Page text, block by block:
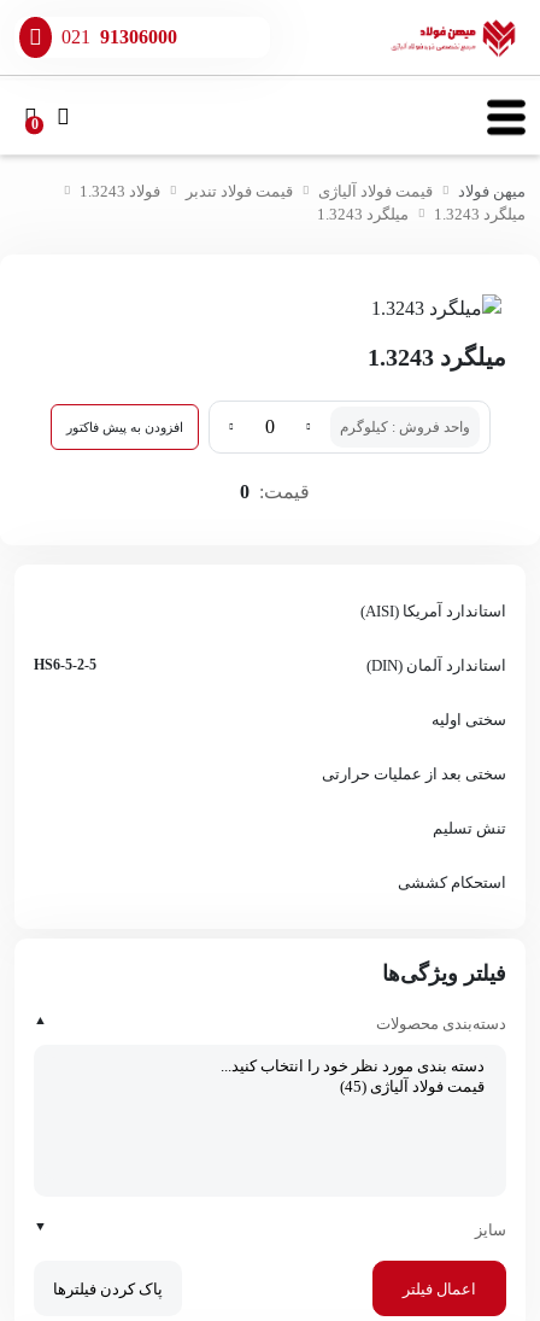
021 91306000
0
میهن فولاد قیمت فولاد آلیاژی قیمت فولاد تندبر
فولاد 1.3243
میلگرد 1.3243
میلگرد 1.3243
میلگرد 1.3243
قیمت: 0
واحد فروش : کیلوگرم افزودن به پیش فاکتور
استاندارد آمریکا (AISI)
استاندارد آلمان (DIN) HS6-5-2-5
سختی اولیه
سختی بعد از عملیات حرارتی
تنش تسلیم
استحکام کششی
فیلتر ویژگی‌ها
دسته‌بندی محصولات ▲
سایز ▼
اعمال فیلتر پاک کردن فیلترها